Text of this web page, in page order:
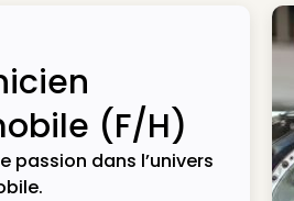
(F/H)
passion dans l’univers